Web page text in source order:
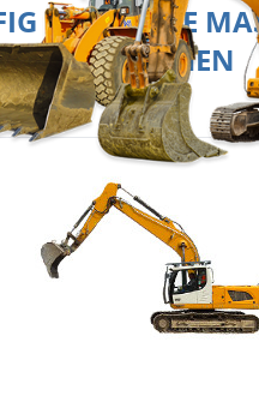
GEMIETETE
IN AACHEN